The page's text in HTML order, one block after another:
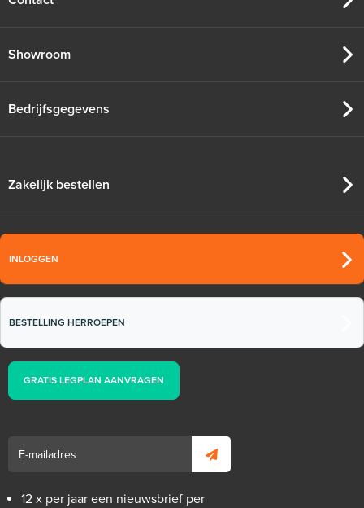
Showroom
Bedrijfsgegevens
Zakelijk bestellen
INLOGGEN
BESTELLING HERROEPEN
GRATIS LEGPLAN AANVRAGEN
12 x per jaar een nieuwsbrief per